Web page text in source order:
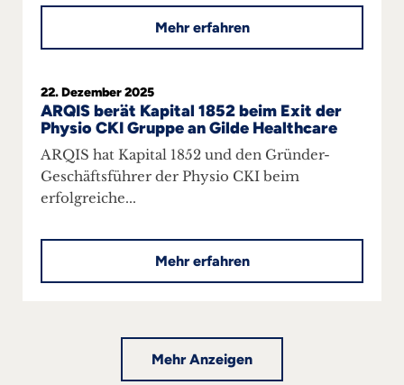
Mehr erfahren
22. Dezember 2025
ARQIS berät Kapital 1852 beim Exit der
Physio CKI Gruppe an Gilde Healthcare
ARQIS hat Kapital 1852 und den Gründer-
Geschäftsführer der Physio CKI beim
erfolgreiche...
Mehr erfahren
Mehr Anzeigen